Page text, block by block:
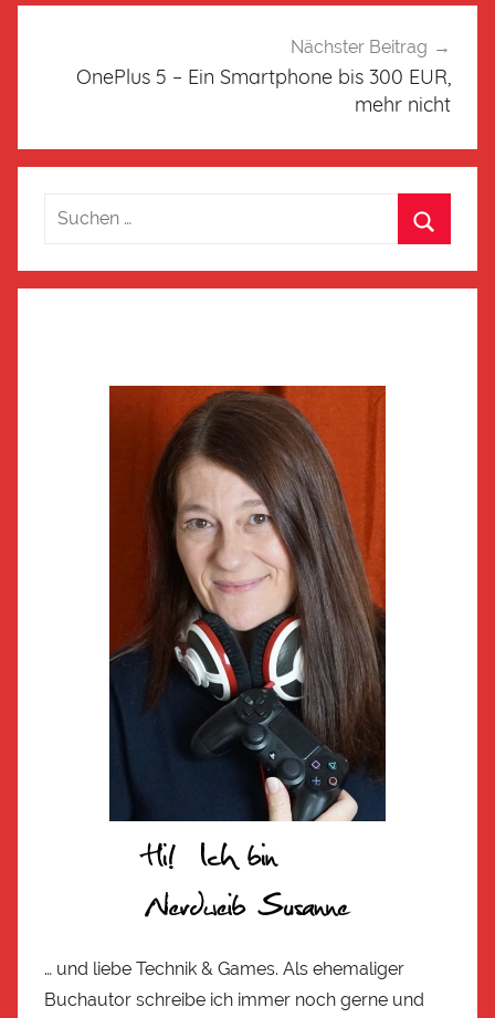
Nächster Beitrag
OnePlus 5 – Ein Smartphone bis 300 EUR,
mehr nicht
… und liebe Technik & Games. Als ehemaliger
Buchautor schreibe ich immer noch gerne und